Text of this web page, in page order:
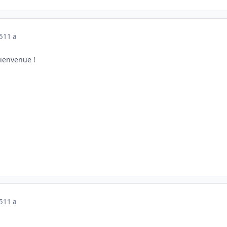
11 a
!
11 a